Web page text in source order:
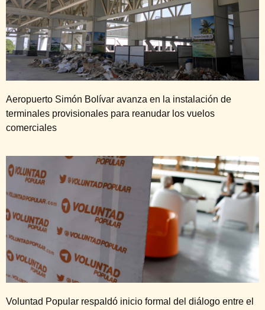
Aeropuerto Simón Bolívar avanza en la instalación de
terminales provisionales para reanudar los vuelos
comerciales
Voluntad Popular respaldó inicio formal del diálogo entre el